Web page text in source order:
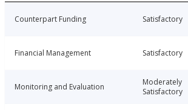
Counterpart Funding Satisfactory
Financial Management Satisfactory
Monitoring and Evaluation
Moderately
Satisfactory